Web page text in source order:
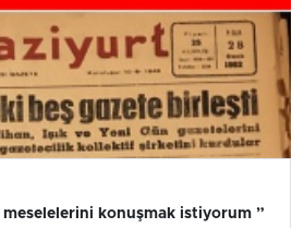
meselelerini konuşmak istiyorum ”